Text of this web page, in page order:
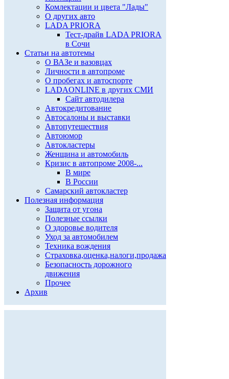
Комлектации и цвета "Лады"
О других авто
LADA PRIORA
Тест-драйв LADA PRIORA
в Сочи
Статьи на автотемы
О ВАЗе и вазовцах
Личности в автопроме
О пробегах и автоспорте
LADAONLINE в других СМИ
Сайт автодилера
Автокредитование
Автосалоны и выставки
Автопутешествия
Автоюмор
Автокластеры
Женщина и автомобиль
Кризис в автопроме 2008-...
В мире
В России
Самарский автокластер
Полезная информация
Защита от угона
Полезные ссылки
О здоровье водителя
Уход за автомобилем
Техника вождения
Страховка,оценка,налоги,продажа
Безопасность дорожного
движения
Прочее
Архив